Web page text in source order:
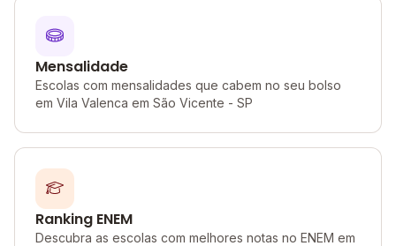
Mensalidade
Escolas com mensalidades que cabem no seu bolso
em Vila Valenca em São Vicente - SP
Ranking ENEM
Descubra as escolas com melhores notas no ENEM em